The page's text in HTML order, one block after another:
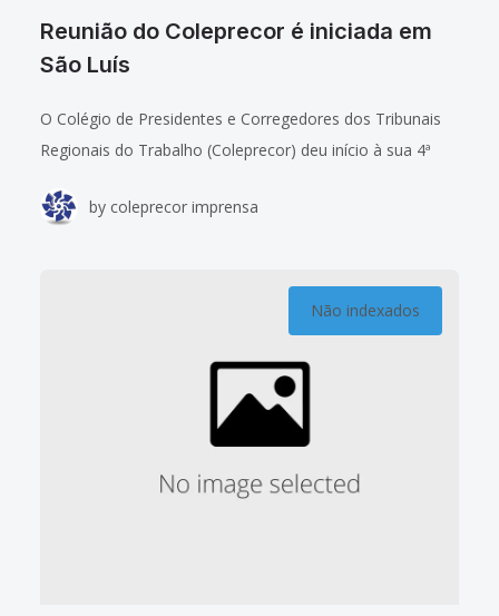
Reunião do Coleprecor é iniciada em
São Luís
O Colégio de Presidentes e Corregedores dos Tribunais
Regionais do Trabalho (Coleprecor) deu início à sua 4ª
(21/6), na Sala Sucupira do
by coleprecor imprensa
Não indexados